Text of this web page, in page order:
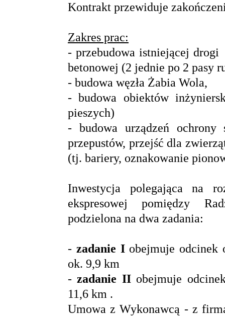
Kontrakt przewiduje
Zakres prac:
- przebudowa istniejącej
betonowej (2 jednie po 2 pasy
- budowa węzła Żabia Wola,
- budowa obiektów
pieszych)
- budowa urządzeń ochrony
przepustów, przejść dla
(tj. bariery, oznakowanie
Inwestycja polegająca na
ekspresowej pomiędzy
podzielona na dwa zadania:
- zadanie Iobejmuje odcinek
ok. 9,9 km
- zadanie II obejmuje
11,6 km .
Umowa z Wykonawcą - z